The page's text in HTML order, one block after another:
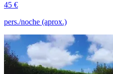
45 €
pers./noche (aprox.)